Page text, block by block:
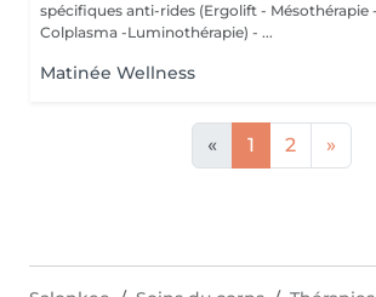
spécifiques anti-rides (Ergolift - Mésothérapie
Colplasma -Luminothérapie) - ...
Matinée Wellness
« 1 2 »